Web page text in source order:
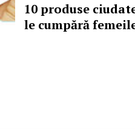
10 produse
le cumpără